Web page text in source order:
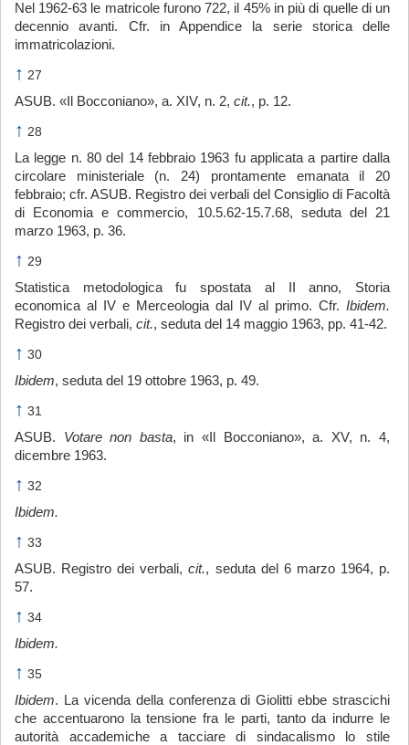
Nel 1962-63 le matricole furono 722, il 45% in più di quelle di un
decennio avanti. Cfr. in Appendice la serie storica delle
immatricolazioni.
↑ 27
ASUB. «Il Bocconiano», a. XIV, n. 2, cit., p. 12.
↑ 28
La legge n. 80 del 14 febbraio 1963 fu applicata a partire dalla
circolare ministeriale (n. 24) prontamente emanata il 20
febbraio; cfr. ASUB. Registro dei verbali del Consiglio di Facoltà
di Economia e commercio, 10.5.62-15.7.68, seduta del 21
marzo 1963, p. 36.
↑ 29
Statistica metodologica fu spostata al II anno, Storia
economica al IV e Merceologia dal IV al primo. Cfr. Ibidem.
Registro dei verbali, cit., seduta del 14 maggio 1963, pp. 41-42.
↑ 30
Ibidem, seduta del 19 ottobre 1963, p. 49.
↑ 31
ASUB. Votare non basta, in «Il Bocconiano», a. XV, n. 4,
dicembre 1963.
↑ 32
Ibidem.
↑ 33
ASUB. Registro dei verbali,cit., seduta del 6 marzo 1964, p.
57.
↑ 34
Ibidem.
↑ 35
Ibidem. La vicenda della conferenza di Giolitti ebbe strascichi
che accentuarono la tensione fra le parti, tanto da indurre le
autorità accademiche a tacciare di sindacalismo lo stile